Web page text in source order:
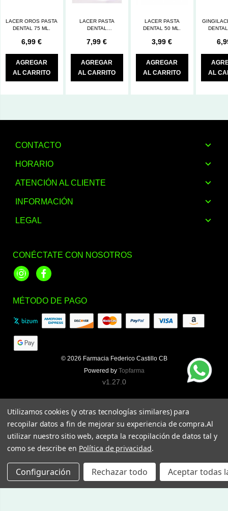
LACER OROS PASTA
DENTAL 75 ML.
6,99 €
AGREGAR
AL CARRITO
LACER PASTA
DENTAL
ML.
7,99 €
AGREGAR
AL CARRITO
LACER PASTA
DENTAL 50 ML.
3,99 €
AGREGAR
AL CARRITO
AL
CONTACTO
HORARIO
ATENCIÓN AL CLIENTE
INFORMACIÓN
LEGAL
CONÉCTATE CON NOSOTROS
InstagramFacebook
MÉTODO DE PAGO
© 2026 Farmacia Federico Castillo CB
Powered by Topfarma
v1.27.0
Utilizamos cookies (y otras tecnologías similares) para
recopilar datos a fin de mejorar su experiencia de compra.Al
utilizar nuestro sitio web, acepta la recopilación de datos tal y
como se describe en Política de privacidad.
Configuración Rechazar todo Aceptar todas